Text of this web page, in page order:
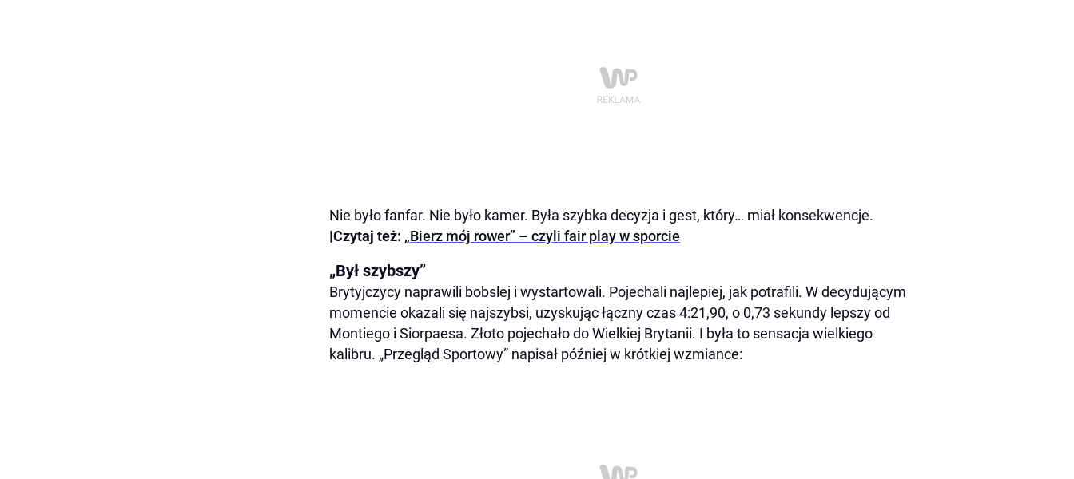
Nie było fanfar. Nie było kamer. Była szybka decyzja i gest, który… miał konsekwencje.
|Czytaj też: „Bierz mój rower” – czyli fair play w sporcie
„Był szybszy”
Brytyjczycy naprawili bobslej i wystartowali. Pojechali najlepiej, jak potrafili. W decydującym
momencie okazali się najszybsi, uzyskując łączny czas 4:21,90, o 0,73 sekundy lepszy od
Montiego i Siorpaesa. Złoto pojechało do Wielkiej Brytanii. I była to sensacja wielkiego
kalibru. „Przegląd Sportowy” napisał później w krótkiej wzmiance: